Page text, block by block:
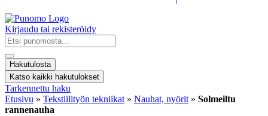
Kirjaudu tai rekisteröidy
Search
...
Hakutulosta
Katso kaikki hakutulokset
Tarkennettu haku
Etusivu » Tekstiilityön tekniikat » Nauhat, nyörit » Solmeiltu
rannenauha